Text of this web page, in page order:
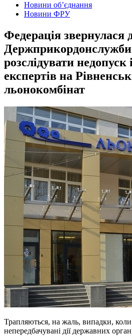
Новини об’єднання
Новини ФРУ
Федерація звернулася
розслідувати недопуск
експертів на
льонокомбінат
Трапляються, на жаль, випадки, коли
непередбачувані дії державних